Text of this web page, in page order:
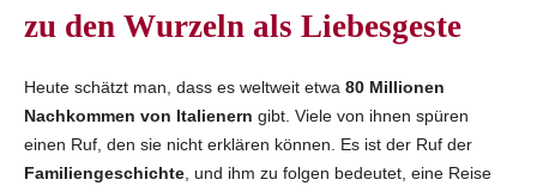
zu den Wurzeln als Liebesgeste
Heute schätzt man, dass es weltweit etwa 80 Millionen
Nachkommen von Italienern gibt. Viele von ihnen spüren
einen Ruf, den sie nicht erklären können. Es ist der Ruf der
Familiengeschichte , und ihm zu folgen bedeutet, eine Reise